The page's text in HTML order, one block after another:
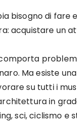
bisogno di fare
acquistare un
Ma esiste
su tutti i
in
sci, ciclismo e